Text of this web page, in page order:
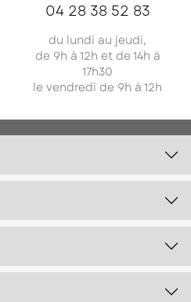
04 28 38 52 83
du lundi au jeudi,
de 9h à 12h et de 14h à
17h30
le vendredi de 9h à 12h